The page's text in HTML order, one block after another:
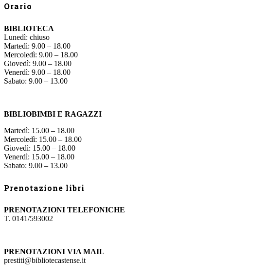
Orario
BIBLIOTECA
Lunedì: chiuso
Martedì: 9.00 – 18.00
Mercoledì: 9.00 – 18.00
Giovedì: 9.00 – 18.00
Venerdì: 9.00 – 18.00
Sabato: 9.00 – 13.00
BIBLIOBIMBI E RAGAZZI
Martedì: 15.00 – 18.00
Mercoledì: 15.00 – 18.00
Giovedì: 15.00 – 18.00
Venerdì: 15.00 – 18.00
Sabato: 9.00 – 13.00
Prenotazione libri
PRENOTAZIONI TELEFONICHE
T. 0141/593002
PRENOTAZIONI VIA MAIL
prestiti@bibliotecastense.it